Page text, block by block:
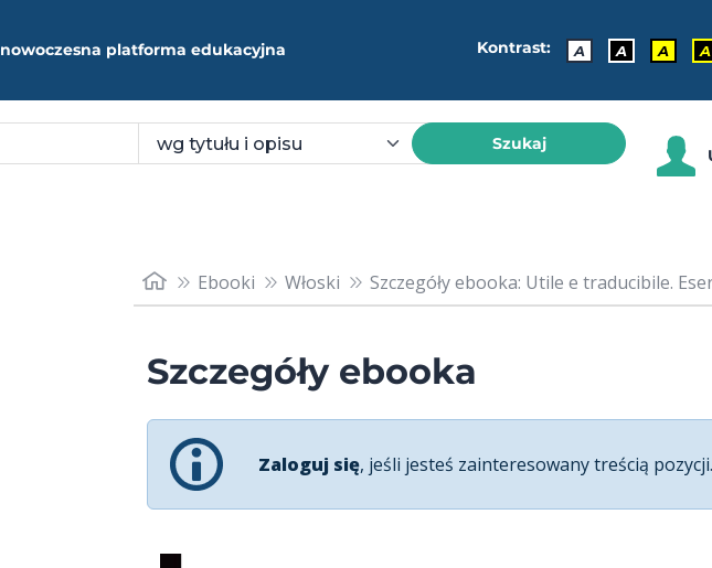
nowoczesna platforma edukacyjna Kontrast: A A A A
Szukaj
Ebooki Włoski Szczegóły ebooka: Utile e traducibile.
Szczegóły ebooka
Zaloguj się, jeśli jesteś zainteresowany treścią pozycji.